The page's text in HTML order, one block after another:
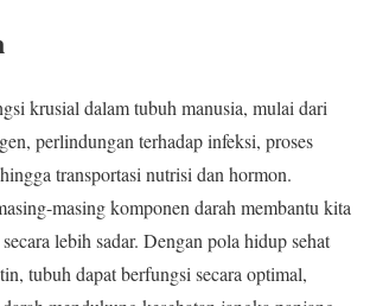
krusial dalam tubuh manusia, mulai dari
perlindungan terhadap infeksi, proses
transportasi nutrisi dan hormon.
masing komponen darah membantu kita
lebih sadar. Dengan pola hidup sehat
tubuh dapat berfungsi secara optimal,